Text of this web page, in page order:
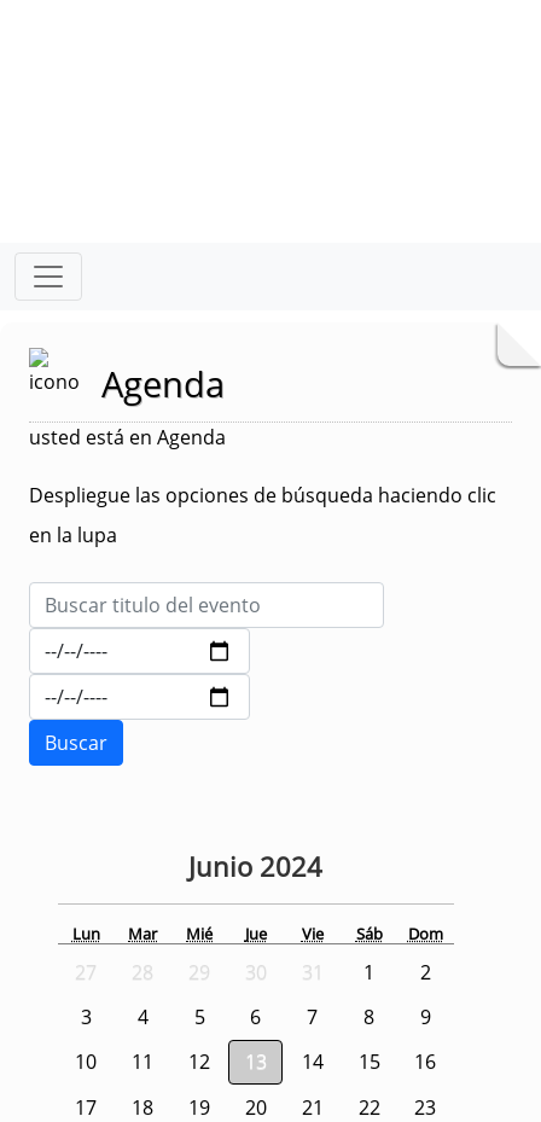
Agenda
usted está en Agenda
Despliegue las opciones de búsqueda haciendo clic
en la lupa
Junio 2024
Lun Mar Mié Jue Vie Sáb Dom
27 28 29 30 31 1
2
3
4 5 6 7 8
9
10
11 12 13 14 15
16
17
18 19 20 21 22
23